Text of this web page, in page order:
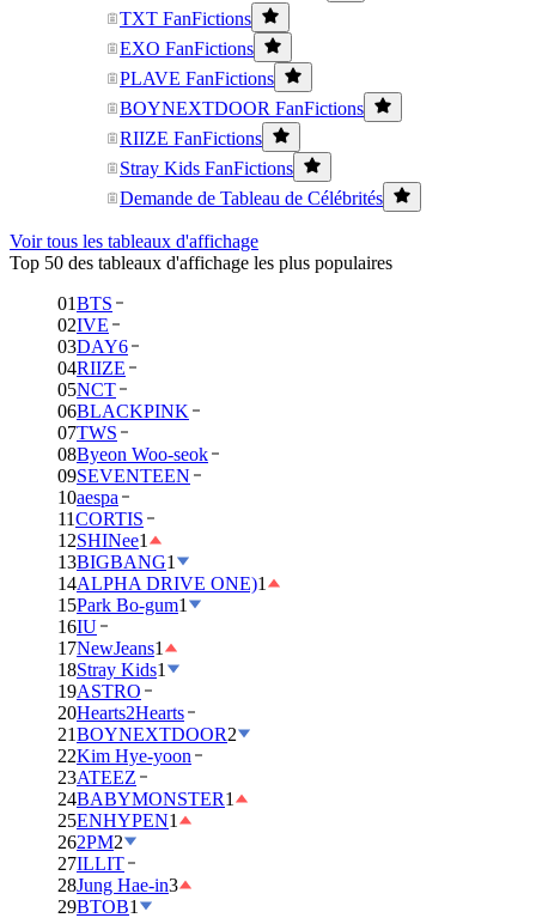
TXT FanFictions
EXO FanFictions
PLAVE FanFictions
BOYNEXTDOOR FanFictions
RIIZE FanFictions
Stray Kids FanFictions
Demande de Tableau de Célébrités
Voir tous les tableaux d'affichage
Top 50 des tableaux d'affichage les plus populaires
01BTS
02IVE
03DAY6
04RIIZE
05NCT
06BLACKPINK
07TWS
08Byeon Woo-seok
09SEVENTEEN
10aespa
11CORTIS
12SHINee1
13BIGBANG1
14ALPHA DRIVE ONE)1
15Park Bo-gum1
16IU
17NewJeans1
18Stray Kids1
19ASTRO
20Hearts2Hearts
21BOYNEXTDOOR2
22Kim Hye-yoon
23ATEEZ
24BABYMONSTER1
25ENHYPEN1
262PM2
27ILLIT
28Jung Hae-in3
29BTOB1